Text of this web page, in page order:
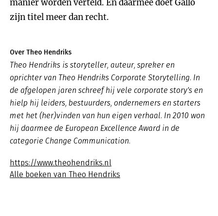
manier worden verteld. En daarmee doet Gallo
zijn titel meer dan recht.
Over Theo Hendriks
Theo Hendriks is storyteller, auteur, spreker en
oprichter van Theo Hendriks Corporate Storytelling. In
de afgelopen jaren schreef hij vele corporate story's en
hielp hij leiders, bestuurders, ondernemers en starters
met het (her)vinden van hun eigen verhaal. In 2010 won
hij daarmee de European Excellence Award in de
categorie Change Communication.
https://www.theohendriks.nl
Alle boeken van Theo Hendriks